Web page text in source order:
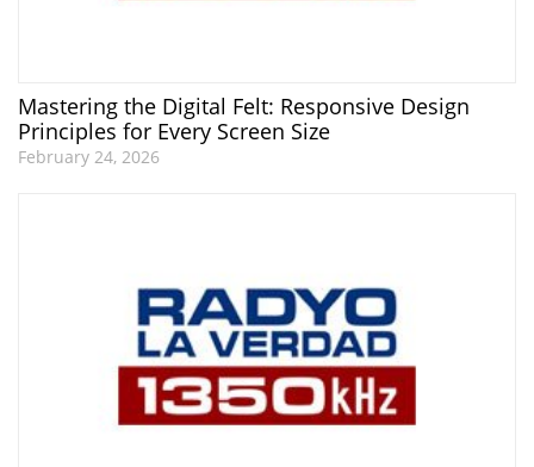
Mastering the Digital Felt: Responsive Design
Principles for Every Screen Size
February 24, 2026